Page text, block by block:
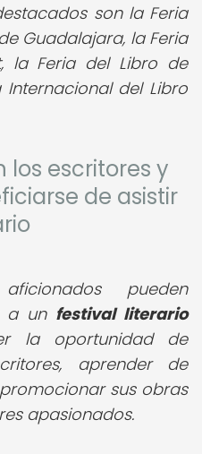
son la Feria
Guadalajara, la Feria
la Feria del Libro de
Internacional del Libro
los escritores y
de asistir
pueden
a un festival literario
la oportunidad de
aprender de
sus obras
apasionados.